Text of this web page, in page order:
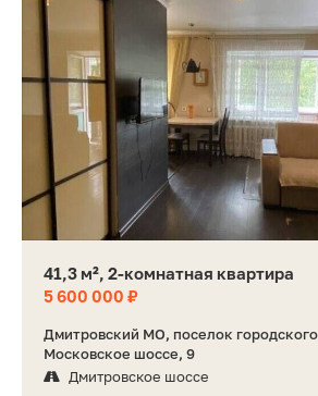
41,3 м², 2-комнатная квартира
5 600 000 ₽
Дмитровский МО, поселок
Московское шоссе, 9
Дмитровское шоссе